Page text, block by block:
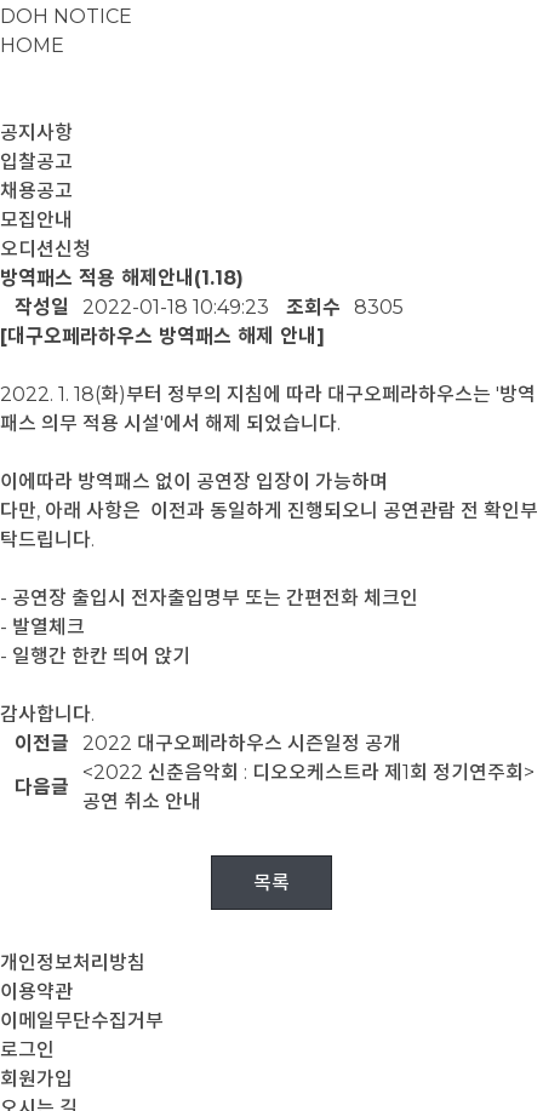
DOH NOTICE
HOME
공지사항
입찰공고
채용공고
모집안내
오디션신청
방역패스 적용 해제안내(1.18)
작성일
2022-01-18 10:49:23 조회수
8305
[대구오페라하우스 방역패스 해제 안내]
2022. 1. 18(화)부터 정부의 지침에 따라 대구오페라하우스는 '방역
패스 의무 적용 시설'에서 해제 되었습니다.
이에따라 방역패스 없이 공연장 입장이 가능하며
다만, 아래 사항은 이전과 동일하게 진행되오니 공연관람 전 확인부
탁드립니다.
- 공연장 출입시 전자출입명부 또는 간편전화 체크인
- 발열체크
- 일행간 한칸 띄어 앉기
감사합니다.
이전글
2022 대구오페라하우스 시즌일정 공개
다음글
<2022 신춘음악회 : 디오오케스트라 제1회 정기연주회>
공연 취소 안내
목록
개인정보처리방침
이용약관
이메일무단수집거부
로그인
회원가입